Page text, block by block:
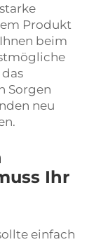
Produkt
beim
Sorgen
neu
Ihr
einfach